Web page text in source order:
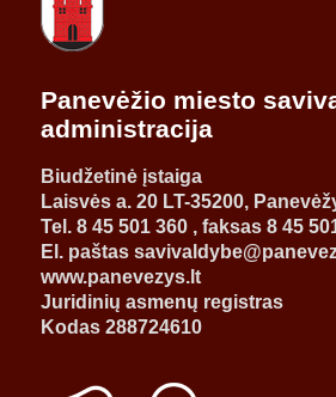
Panevėžio miesto
administracija
Biudžetinė įstaiga
Laisvės a. 20 LT-35200,
Tel. 8 45 501 360 , faksas 8 45
El. paštas
www.panevezys.lt
Juridinių asmenų registras
Kodas 288724610